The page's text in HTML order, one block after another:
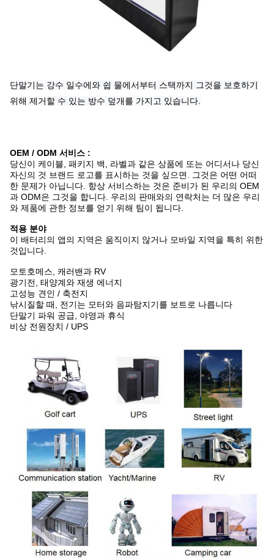
단말기는 강수 일수에와 쉽 물에서부터 스택까지 그것을 보호하기
위해 제거할 수 있는 방수 덮개를 가지고 있습니다.
OEM / ODM 서비스 :
당신이 케이블, 패키지 백, 라벨과 같은 상품에 또는 어디서나 당신
자신의 것 브랜드 로고를 표시하는 것을 싶으면. 그것은 어떤 어떠
한 문제가 아닙니다. 항상 서비스하는 것은 준비가 된 우리의 OEM
과 ODM은 그것을 합니다. 우리의 판매와의 연락처는 더 많은 우리
와 제품에 관한 정보를 얻기 위해 팀이 됩니다.
적용 분야
이 배터리의 앱의 지역은 움직이지 않거나 모바일 지역을 특히 위한
것입니다.
모토호메스, 캐러밴과 RV
광기전, 태양계와 재생 에너지
고성능 견인 / 축전지
낚시질할 때, 전기는 모터와 음파탐지기를 보트로 나릅니다
단말기 파워 공급, 야영과 휴식
비상 전원장치 / UPS